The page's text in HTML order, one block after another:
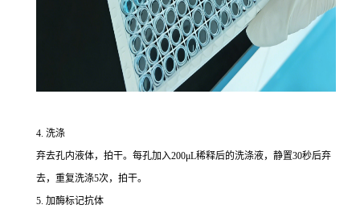
4. 洗涤
弃去孔内液体，拍干。每孔加入200μL稀释后的洗涤液，静置30秒后弃
去，重复洗涤5次，拍干。
5. 加酶标记抗体